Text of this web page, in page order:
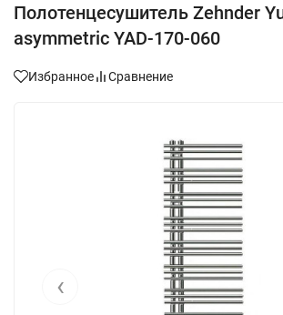
Полотенцесушитель Zehnder
asymmetric YAD-170-060
Избранное Сравнение
‹